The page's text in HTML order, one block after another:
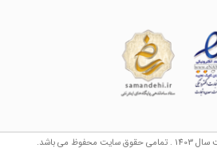
محفوظ می باشد.